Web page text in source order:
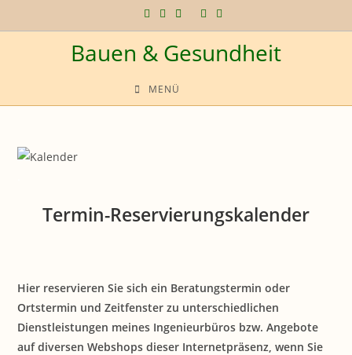
Inhalt
Bauen & Gesundheit
MENÜ
Termin-Reservierungskalender
Hier reservieren Sie sich ein Beratungstermin oder
Ortstermin und Zeitfenster zu unterschiedlichen
Dienstleistungen meines Ingenieurbüros bzw. Angebote
auf diversen Webshops dieser Internetpräsenz, wenn Sie